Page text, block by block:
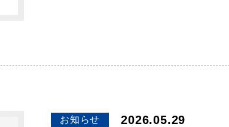
お知らせ 2026.05.29